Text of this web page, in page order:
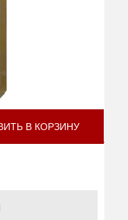
В КОРЗИНУ